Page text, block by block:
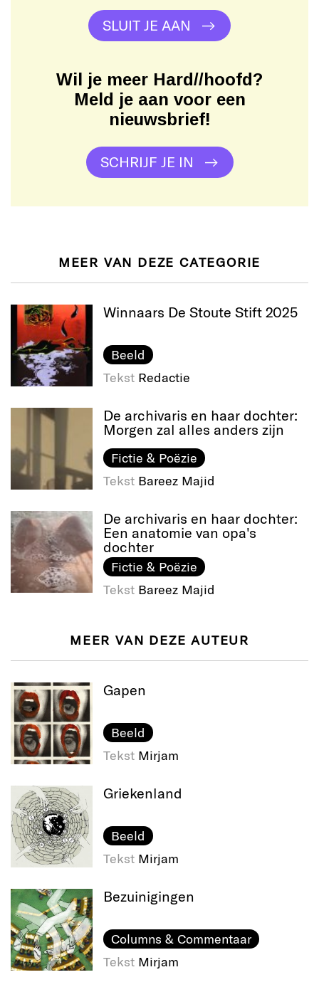
SLUIT JE AAN
Wil je meer Hard//hoofd?
Meld je aan voor een
nieuwsbrief!
SCHRIJF JE IN
MEER VAN DEZE CATEGORIE
Winnaars De Stoute Stift 2025
Beeld
Tekst Redactie
De archivaris en haar dochter:
Morgen zal alles anders zijn
Fictie & Poëzie
Tekst Bareez Majid
De archivaris en haar dochter:
Een anatomie van opa's
dochter
Fictie & Poëzie
Tekst Bareez Majid
MEER VAN DEZE AUTEUR
Gapen
Beeld
Tekst Mirjam
Griekenland
Beeld
Tekst Mirjam
Bezuinigingen
Columns & Commentaar
Tekst Mirjam